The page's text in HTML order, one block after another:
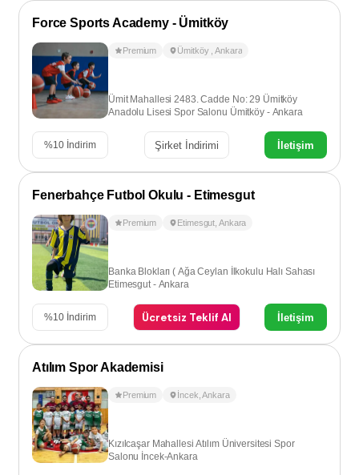
Force Sports Academy - Ümitköy
Premium Ümitköy ,Ankara
Ümit Mahallesi 2483. Cadde No: 29 Ümitköy
Anadolu Lisesi Spor Salonu Ümitköy - Ankara
%10 İndirim Şirket İndirimi İletişim
Fenerbahçe Futbol Okulu - Etimesgut
Premium Etimesgut ,Ankara
Banka Blokları ( Ağa Ceylan İlkokulu Halı Sahası
Etimesgut - Ankara
%10 İndirim Ücretsiz Teklif Al İletişim
Atılım Spor Akademisi
Premium İncek ,Ankara
Kızılcaşar Mahallesi Atılım Üniversitesi Spor
Salonu İncek-Ankara